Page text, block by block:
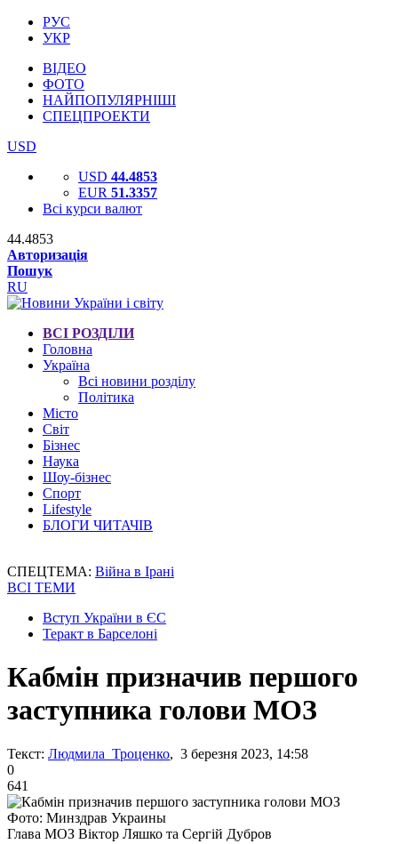
РУС
УКР
ВІДЕО
ФОТО
НАЙПОПУЛЯРНІШІ
СПЕЦПРОЕКТИ
USD
USD 44.4853
EUR 51.3357
Всі курси валют
44.4853
Авторизація
Пошук
RU
ВСІ РОЗДІЛИ
Головна
Україна
Всі новини розділу
Політика
Місто
Світ
Бізнес
Наука
Шоу-бізнес
Спорт
Lifestyle
БЛОГИ ЧИТАЧІВ
СПЕЦТЕМА: Війна в Ірані
ВСІ ТЕМИ
Вступ України в ЄС
Теракт в Барселоні
Кабмін призначив першого
заступника голови МОЗ
Текст: Людмила Троценко, 3 березня 2023, 14:58
0
641
Фото: Минздрав Украины
Глава МОЗ Віктор Ляшко та Сергій Дубров